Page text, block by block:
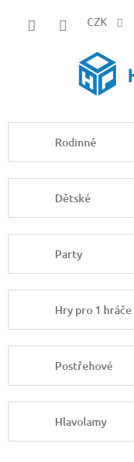
CZK
Rodinné
Dětské
Party
Hry pro 1 hráče
Postřehové
Hlavolamy